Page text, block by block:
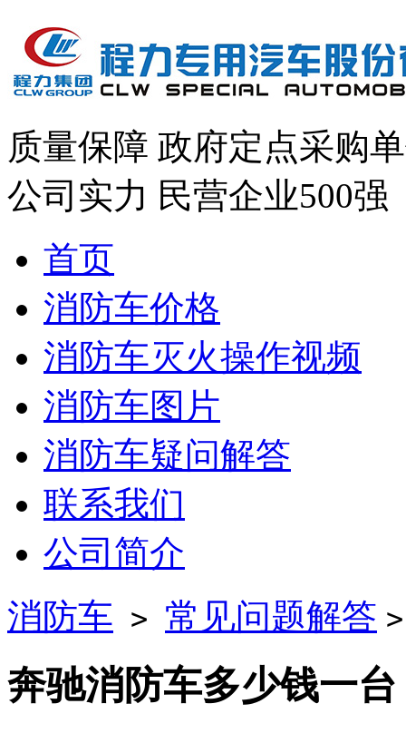
质量保障 政府定点采购
公司实力 民营企业500强
首页
消防车价格
消防车灭火操作视频
消防车图片
消防车疑问解答
联系我们
公司简介
消防车 > 常见问题解答
奔驰消防车多少钱一台